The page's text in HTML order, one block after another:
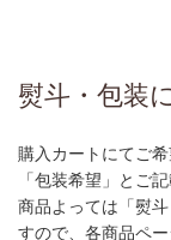
熨斗・包装
購入カートにてご
「包装希望」とご
商品よっては「熨
すので、各商品ペー